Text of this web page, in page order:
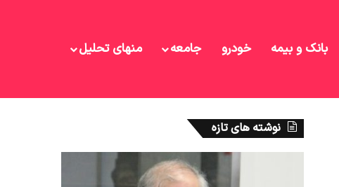
بانک و بیمه خودرو جامعه منهای تحلیل
نوشته های تازه